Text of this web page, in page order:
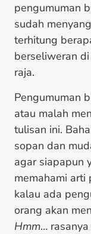
pengumuman
sudah
terhitung
berseliweran
raja.
Pengumuman
atau malah
tulisan ini.
sopan dan
agar siapapun
memahami arti
kalau ada
orang akan
Hmm…